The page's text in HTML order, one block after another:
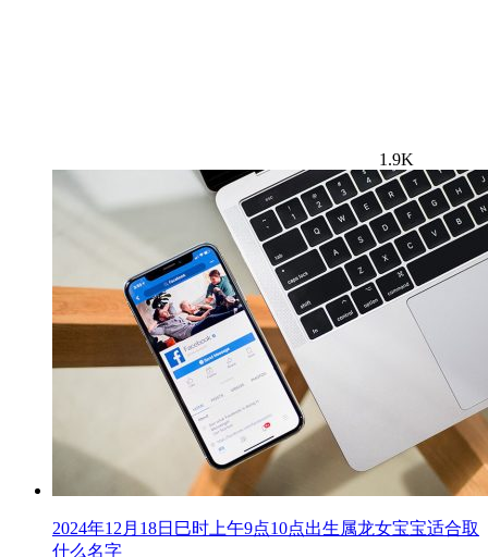
1.9K
2024年12月18日巳时上午9点10点出生属龙女宝宝适合取
什么名字